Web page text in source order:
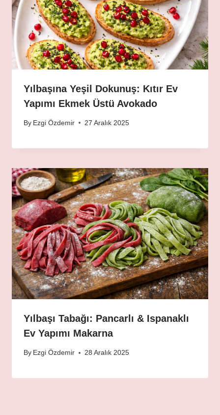
Yılbaşına Yeşil Dokunuş: Kıtır Ev
Yapımı Ekmek Üstü Avokado
By Ezgi Özdemir 27 Aralık 2025
Yılbaşı Tabağı: Pancarlı & Ispanaklı
Ev Yapımı Makarna
By Ezgi Özdemir 28 Aralık 2025